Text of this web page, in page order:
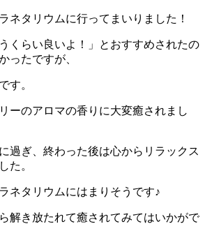
ネタリウムに行ってまいりました！
くらい良いよ！」とおすすめされたの
ったですが、
す。
ーのアロマの香りに大変癒されまし
過ぎ、終わった後は心からリラックス
た。
ネタリウムにはまりそうです♪
解き放たれて癒されてみてはいかがで